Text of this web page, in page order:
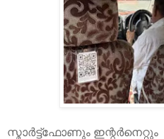
സ്മാർട്ട്‌ഫോണും ഇന്റർനെറ്റും